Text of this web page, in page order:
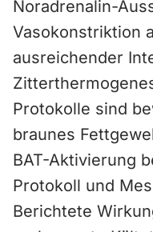
Noradrenalin-
Vasokonstriktion
ausreichender
Protokolle sind
braunes
BAT-Aktivierung
Protokoll und
Berichtete